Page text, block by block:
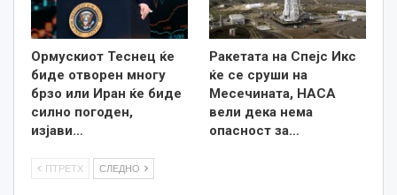
Ормускиот Теснец ќе
биде отворен многу
брзо или Иран ќе биде
силно погоден,
изјави…
Ракетата на Спејс Икс
ќе се сруши на
Месечината, НАСА
вели дека нема
опасност за…
ПТРЕТХ СЛЕДНО